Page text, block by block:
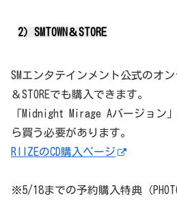
2）SMTOWN＆STORE
SMエンタテインメント公式のオン
＆STOREでも購入できます。
「Midnight Mirage Aバージョン
ら買う必要があります。
RIIZEのCD購入ページ
※5/18までの予約購入特典（